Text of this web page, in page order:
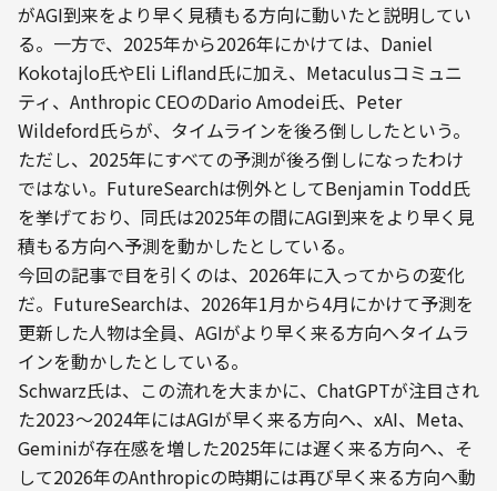
がAGI到来をより早く見積もる方向に動いたと説明してい
る。一方で、2025年から2026年にかけては、Daniel
Kokotajlo氏やEli Lifland氏に加え、Metaculusコミュニ
ティ、Anthropic CEOのDario Amodei氏、Peter
Wildeford氏らが、タイムラインを後ろ倒ししたという。
ただし、2025年にすべての予測が後ろ倒しになったわけ
ではない。FutureSearchは例外としてBenjamin Todd氏
を挙げており、同氏は2025年の間にAGI到来をより早く見
積もる方向へ予測を動かしたとしている。
今回の記事で目を引くのは、2026年に入ってからの変化
だ。FutureSearchは、2026年1月から4月にかけて予測を
更新した人物は全員、AGIがより早く来る方向へタイムラ
インを動かしたとしている。
Schwarz氏は、この流れを大まかに、ChatGPTが注目され
た2023〜2024年にはAGIが早く来る方向へ、xAI、Meta、
Geminiが存在感を増した2025年には遅く来る方向へ、そ
して2026年のAnthropicの時期には再び早く来る方向へ動